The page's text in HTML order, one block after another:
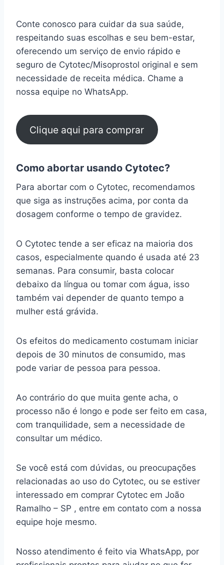
Conte conosco para cuidar da sua saúde,
respeitando suas escolhas e seu bem-estar,
oferecendo um serviço de envio rápido e
seguro de Cytotec/Misoprostol original e sem
necessidade de receita médica. Chame a
nossa equipe no WhatsApp.
Clique aqui para comprar
Como abortar usando Cytotec?
Para abortar com o Cytotec, recomendamos
que siga as instruções acima, por conta da
dosagem conforme o tempo de gravidez.
O Cytotec tende a ser eficaz na maioria dos
casos, especialmente quando é usada até 23
semanas. Para consumir, basta colocar
debaixo da língua ou tomar com água, isso
também vai depender de quanto tempo a
mulher está grávida.
Os efeitos do medicamento costumam iniciar
depois de 30 minutos de consumido, mas
pode variar de pessoa para pessoa.
Ao contrário do que muita gente acha, o
processo não é longo e pode ser feito em casa,
com tranquilidade, sem a necessidade de
consultar um médico.
Se você está com dúvidas, ou preocupações
relacionadas ao uso do Cytotec, ou se estiver
interessado em comprar Cytotec em João
Ramalho – SP , entre em contato com a nossa
equipe hoje mesmo.
Nosso atendimento é feito via WhatsApp, por